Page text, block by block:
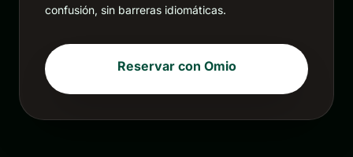
confusión, sin barreras idiomáticas.
Reservar con Omio